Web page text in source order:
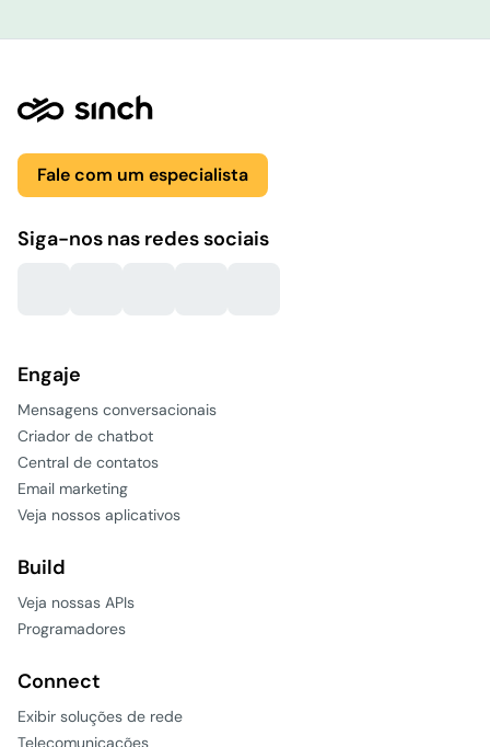
Fale com um especialista
Siga-nos nas redes sociais
Engaje
Mensagens conversacionais
Criador de chatbot
Central de contatos
Email marketing
Veja nossos aplicativos
Build
Veja nossas APIs
Programadores
Connect
Exibir soluções de rede
Telecomunicações